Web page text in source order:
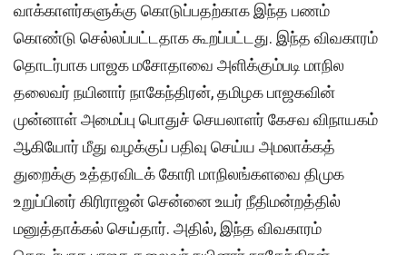
வாக்காளர்களுக்கு கொடுப்பதற்காக இந்த பணம்
கொண்டு செல்லப்பட்டதாக கூறப்பட்டது. இந்த விவகாரம்
தொடர்பாக பாஜக மசோதாவை அளிக்கும்படி மாநில
தலைவர் நயினார் நாகேந்திரன், தமிழக பாஜகவின்
முன்னாள் அமைப்பு பொதுச் செயலாளர் கேசவ விநாயகம்
ஆகியோர் மீது வழக்குப் பதிவு செய்ய அமலாக்கத்
துறைக்கு உத்தரவிடக் கோரி மாநிலங்களவை திமுக
உறுப்பினர் கிரிராஜன் சென்னை உயர் நீதிமன்றத்தில்
மனுத்தாக்கல் செய்தார். அதில், இந்த விவகாரம்